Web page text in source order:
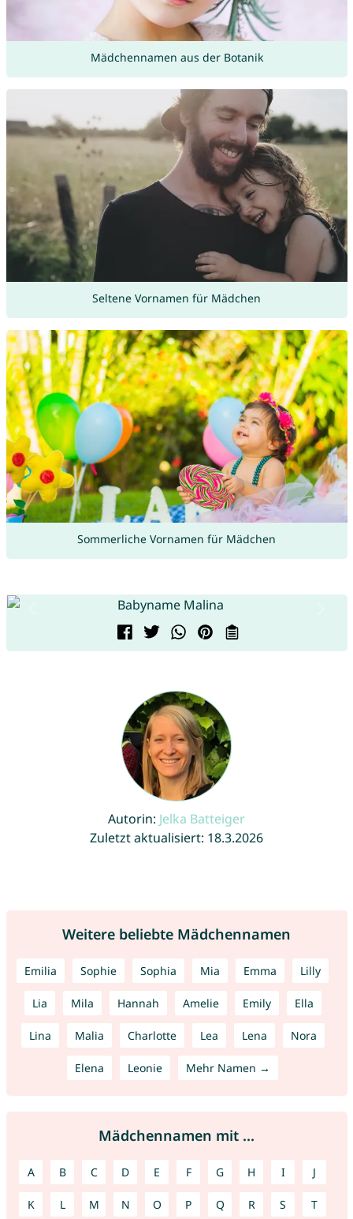
Mädchennamen aus der Botanik
Seltene Vornamen für Mädchen
Sommerliche Vornamen für Mädchen
Autorin: Jelka Batteiger
Zuletzt aktualisiert: 18.3.2026
Weitere beliebte Mädchennamen
Emilia Sophie Sophia Mia Emma Lilly
Lia Mila Hannah Amelie Emily Ella
Lina Malia Charlotte Lea Lena Nora
Elena Leonie Mehr Namen →
Mädchennamen mit ...
A B C D E F G H I J
K L M N O P Q R S T